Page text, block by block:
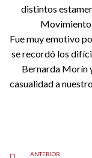
distintos
Movimiento
Fue muy emotivo
se recordó los
Bernarda Morín
casualidad a
ANTERIOR